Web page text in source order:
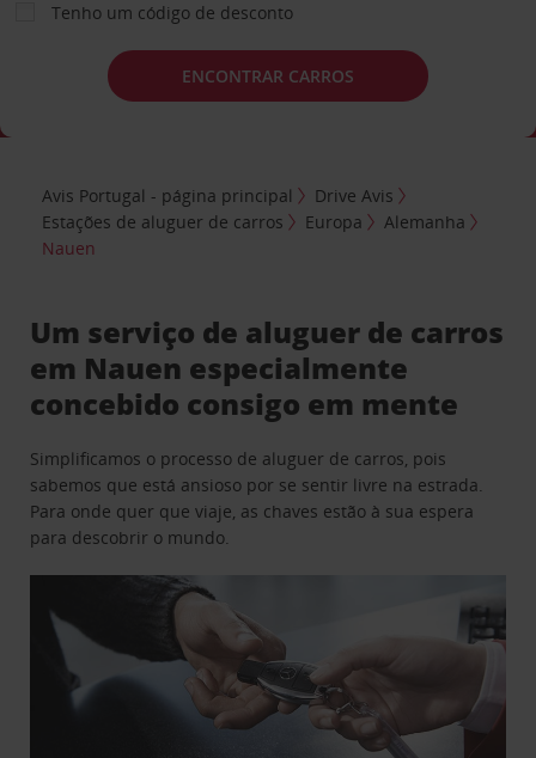
Tenho um código de desconto
ENCONTRAR CARROS
Avis Portugal - página principal
Drive Avis
Estações de aluguer de carros
Europa
Alemanha
Nauen
Um serviço de aluguer de carros
em Nauen especialmente
concebido consigo em mente
Simplificamos o processo de aluguer de carros, pois
sabemos que está ansioso por se sentir livre na estrada.
Para onde quer que viaje, as chaves estão à sua espera
para descobrir o mundo.